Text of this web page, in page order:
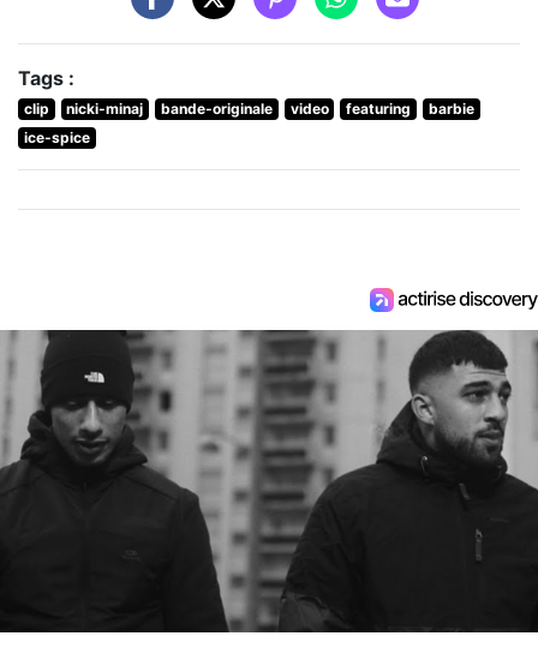
Tags :
clip nicki-minaj bande-originale video featuring
barbie
ice-spice